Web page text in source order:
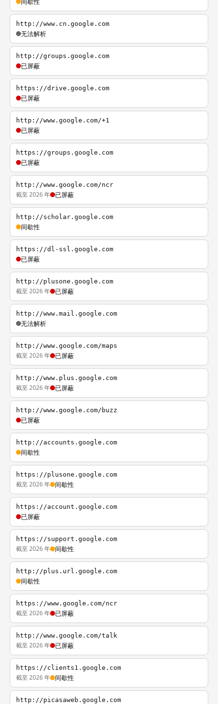
http://www.cn.google.com
无法解析
http://groups.google.com
已屏蔽
https://drive.google.com
已屏蔽
http://www.google.com/+1
已屏蔽
https://groups.google.com
已屏蔽
http://www.google.com/ncr
截至 2026 年 已屏蔽
http://scholar.google.com
间歇性
https://dl-ssl.google.com
已屏蔽
http://plusone.google.com
截至 2026 年 已屏蔽
http://www.mail.google.com
无法解析
http://www.google.com/maps
截至 2026 年 已屏蔽
http://www.plus.google.com
截至 2026 年 已屏蔽
http://www.google.com/buzz
已屏蔽
http://accounts.google.com
间歇性
https://plusone.google.com
截至 2026 年 间歇性
https://account.google.com
已屏蔽
https://support.google.com
截至 2026 年 间歇性
http://plus.url.google.com
间歇性
https://www.google.com/ncr
截至 2026 年 已屏蔽
http://www.google.com/talk
截至 2026 年 已屏蔽
https://clients1.google.com
截至 2026 年 间歇性
http://picasaweb.google.com